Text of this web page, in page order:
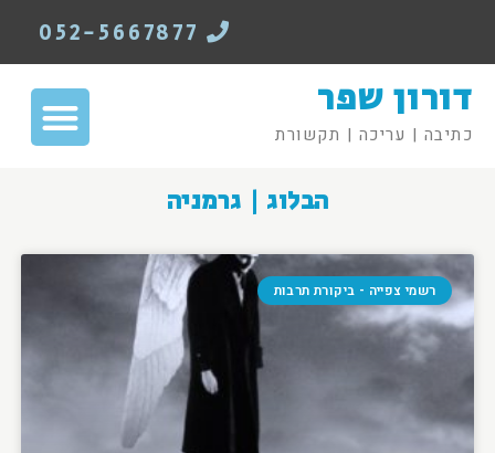
דורון שפר
כתיבה | עריכה | תקשורת
הבלוג | גרמניה
רשמי צפייה - ביקורת תרבות